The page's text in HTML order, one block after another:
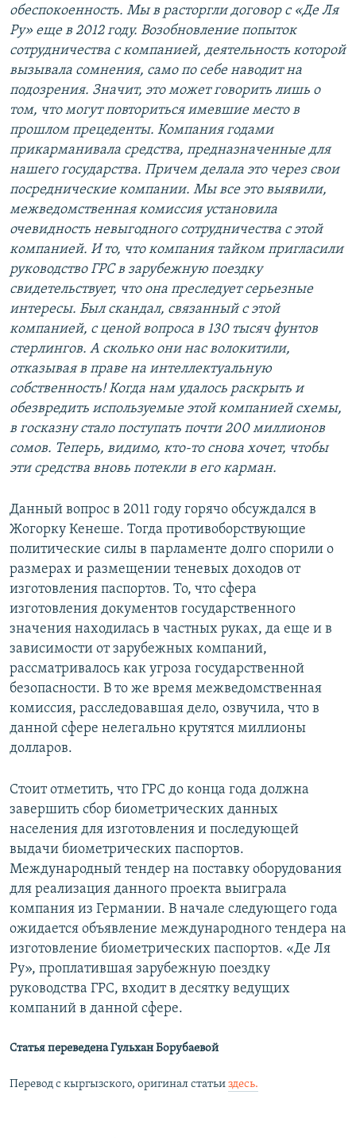
обеспокоенность. Мы в расторгли договор с «Де Ля
Ру» еще в 2012 году. Возобновление попыток
сотрудничества с компанией, деятельность которой
вызывала сомнения, само по себе наводит на
подозрения. Значит, это может говорить лишь о
том, что могут повториться имевшие место в
прошлом прецеденты. Компания годами
прикарманивала средства, предназначенные для
нашего государства. Причем делала это через свои
посреднические компании. Мы все это выявили,
межведомственная комиссия установила
очевидность невыгодного сотрудничества с этой
компанией. И то, что компания тайком пригласили
руководство ГРС в зарубежную поездку
свидетельствует, что она преследует серьезные
интересы. Был скандал, связанный с этой
компанией, с ценой вопроса в 130 тысяч фунтов
стерлингов. А сколько они нас волокитили,
отказывая в праве на интеллектуальную
собственность! Когда нам удалось раскрыть и
обезвредить используемые этой компанией схемы,
в госказну стало поступать почти 200 миллионов
сомов. Теперь, видимо, кто-то снова хочет, чтобы
эти средства вновь потекли в его карман.
Данный вопрос в 2011 году горячо обсуждался в
Жогорку Кенеше. Тогда противоборствующие
политические силы в парламенте долго спорили о
размерах и размещении теневых доходов от
изготовления паспортов. То, что сфера
изготовления документов государственного
значения находилась в частных руках, да еще и в
зависимости от зарубежных компаний,
рассматривалось как угроза государственной
безопасности. В то же время межведомственная
комиссия, расследовавшая дело, озвучила, что в
данной сфере нелегально крутятся миллионы
долларов.
Стоит отметить, что ГРС до конца года должна
завершить сбор биометрических данных
населения для изготовления и последующей
выдачи биометрических паспортов.
Международный тендер на поставку оборудования
для реализация данного проекта выиграла
компания из Германии. В начале следующего года
ожидается объявление международного тендера на
изготовление биометрических паспортов. «Де Ля
Ру», проплатившая зарубежную поездку
руководства ГРС, входит в десятку ведущих
компаний в данной сфере.
Статья переведена Гульхан Борубаевой
Перевод с кыргызского, оригинал статьи здесь.